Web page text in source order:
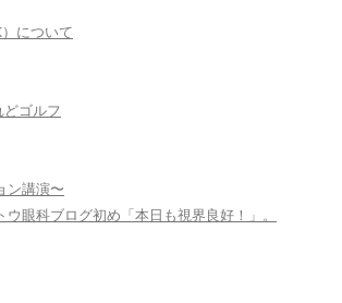
について
ゴルフ
ン講演〜
眼科ブログ初め「本日も視界良好！」。